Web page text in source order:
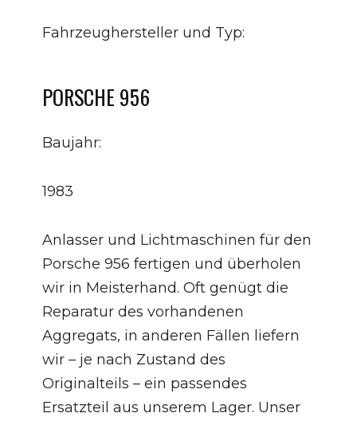
Fahrzeughersteller und Typ:
PORSCHE 956
Baujahr:
1983
Anlasser und Lichtmaschinen für den
Porsche 956 fertigen und überholen
wir in Meisterhand. Oft genügt die
Reparatur des vorhandenen
Aggregats, in anderen Fällen liefern
wir – je nach Zustand des
Originalteils – ein passendes
Ersatzteil aus unserem Lager. Unser